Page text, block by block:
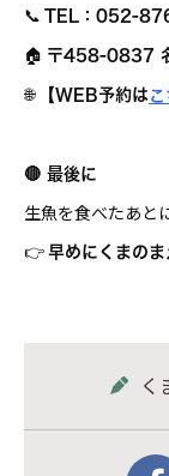
📞 TEL ：052-
🏠 〒458-0837
🌐 【WEB予約は こ
🔴 最後に
生魚を食べたあと
👉 早めにくまの
く